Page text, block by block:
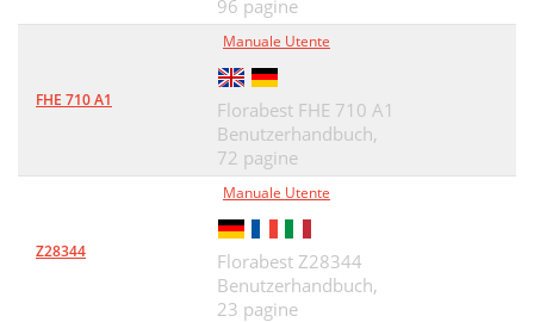
96 pagine
FHE 710 A1
Manuale Utente
Florabest FHE 710 A1
Benutzerhandbuch,
72 pagine
Z28344
Manuale Utente
Florabest Z28344
Benutzerhandbuch,
23 pagine